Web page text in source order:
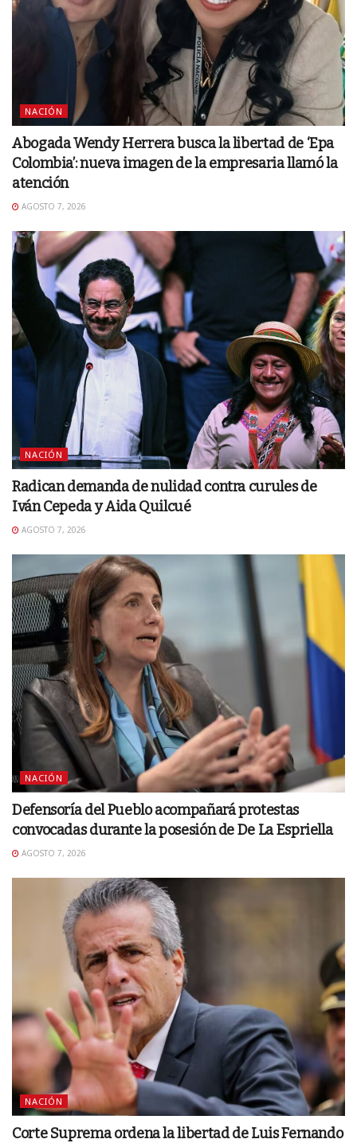
NACIÓN
Abogada Wendy Herrera busca la libertad de ‘Epa
Colombia’: nueva imagen de la empresaria llamó la
atención
AGOSTO 7, 2026
NACIÓN
Radican demanda de nulidad contra curules de
Iván Cepeda y Aida Quilcué
AGOSTO 7, 2026
NACIÓN
Defensoría del Pueblo acompañará protestas
convocadas durante la posesión de De La Espriella
AGOSTO 7, 2026
NACIÓN
Corte Suprema ordena la libertad de Luis Fernando